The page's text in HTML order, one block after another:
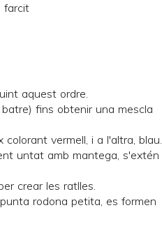
farcit
aquest ordre.
fins obtenir una mescla
vermell, i a l'altra, blau.
untat amb mantega, s'extén
crear les ratlles.
rodona petita, es formen